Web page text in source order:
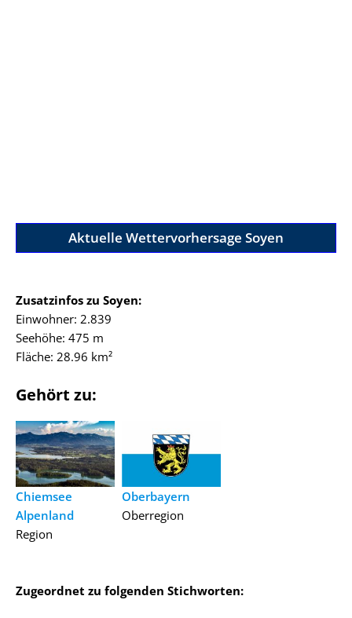
Aktuelle Wettervorhersage Soyen
Zusatzinfos zu Soyen:
Einwohner: 2.839
Seehöhe: 475 m
Fläche: 28.96 km²
Gehört zu:
Chiemsee
Alpenland
Region
Oberbayern
Oberregion
Zugeordnet zu folgenden Stichworten: